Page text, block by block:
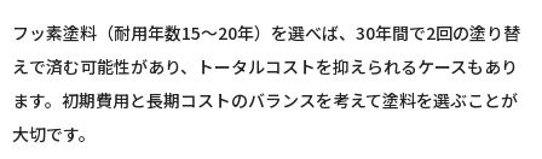
フッ素塗料（耐用年数15〜20年）を選べば、30年間で2回の塗り替
えで済む可能性があり、トータルコストを抑えられるケースもあり
ます。初期費用と長期コストのバランスを考えて塗料を選ぶことが
大切です。